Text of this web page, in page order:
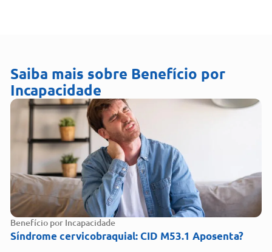
Saiba mais sobre Benefício por
Incapacidade
Benefício por Incapacidade
Síndrome cervicobraquial: CID M53.1 Aposenta?